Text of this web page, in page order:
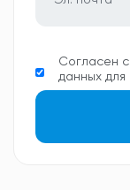
Согласен
данных